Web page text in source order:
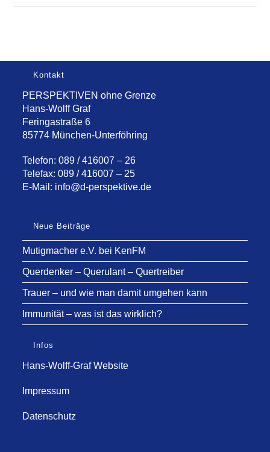
Kontakt
PERSPEKTIVEN ohne Grenze
Hans-Wolff Graf
Feringastraße 6
85774 München-Unterföhring
Telefon: 089 / 416007 – 26
Telefax: 089 / 416007 – 25
E-Mail: info@d-perspektive.de
Neue Beiträge
Mutigmacher e.V. bei KenFM
Querdenker – Querulant – Quertreiber
Trauer – und wie man damit umgehen kann
Immunität – was ist das wirklich?
Infos
Hans-Wolff-Graf Website
Impressum
Datenschutz